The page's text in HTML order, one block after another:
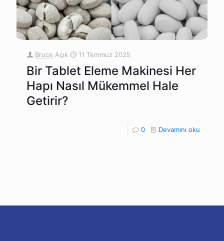
Bruce Açık 11 Temmuz 2025
Bir Tablet Eleme Makinesi Her
Hapı Nasıl Mükemmel Hale
Getirir?
0 Devamını oku